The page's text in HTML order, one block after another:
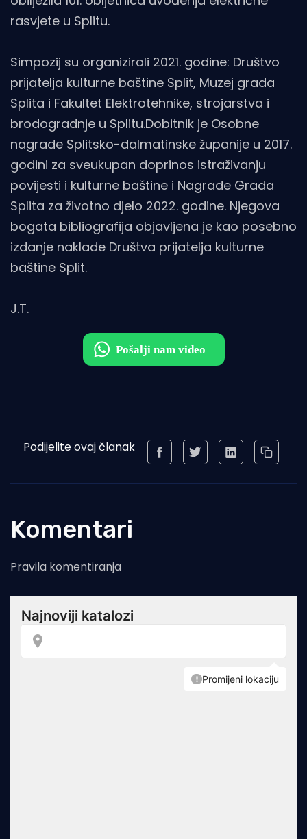
rasvjete u Splitu.
Simpozij su organizirali 2021. godine: Društvo
prijatelja kulturne baštine Split, Muzej grada
Splita i Fakultet Elektrotehnike, strojarstva i
brodogradnje u Splitu.Dobitnik je Osobne
nagrade Splitsko-dalmatinske županije u 2017.
godini za sveukupan doprinos istraživanju
povijesti i kulturne baštine i Nagrade Grada
Splita za životno djelo 2022. godine. Njegova
bogata bibliografija objavljena je kao posebno
izdanje naklade Društva prijatelja kulturne
baštine Split.
J.T.
Podijelite ovaj članak
Komentari
Pravila komentiranja